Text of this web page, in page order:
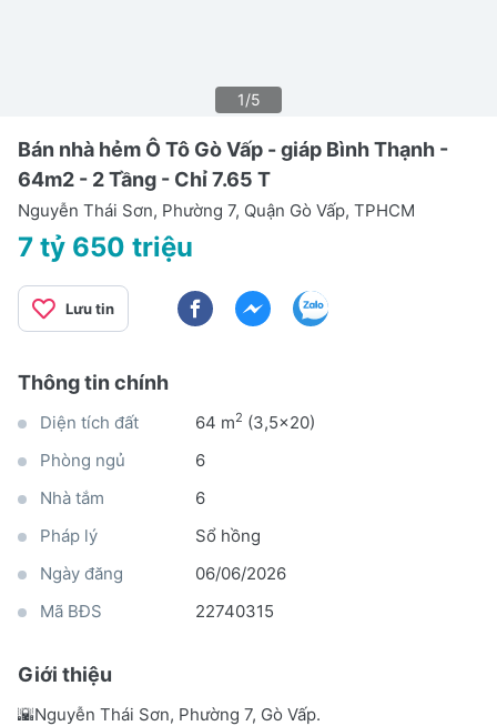
1/5
Bán nhà hẻm Ô Tô Gò Vấp - giáp Bình Thạnh -
64m2 - 2 Tầng - Chỉ 7.65 T
Nguyễn Thái Sơn, Phường 7, Quận Gò Vấp, TPHCM
7 tỷ 650 triệu
Lưu tin
Thông tin chính
Diện tích đất 64 m2 (3,5x20)
Phòng ngủ
6
Nhà tắm
6
Pháp lý
Sổ hồng
Ngày đăng
06/06/2026
Mã BĐS
22740315
Giới thiệu
🌇Nguyễn Thái Sơn, Phường 7, Gò Vấp.